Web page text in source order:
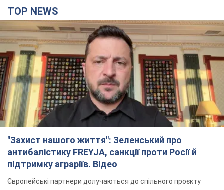
TOP NEWS
"Захист нашого життя": Зеленський про
антибалістику FREYJA, санкції проти Росії й
підтримку аграріїв. Відео
Європейські партнери долучаються до спільного проєкту